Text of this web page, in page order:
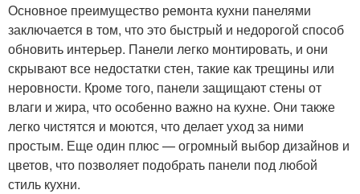
Основное преимущество ремонта кухни панелями
заключается в том, что это быстрый и недорогой способ
обновить интерьер. Панели легко монтировать, и они
скрывают все недостатки стен, такие как трещины или
неровности. Кроме того, панели защищают стены от
влаги и жира, что особенно важно на кухне. Они также
легко чистятся и моются, что делает уход за ними
простым. Еще один плюс — огромный выбор дизайнов и
цветов, что позволяет подобрать панели под любой
стиль кухни.